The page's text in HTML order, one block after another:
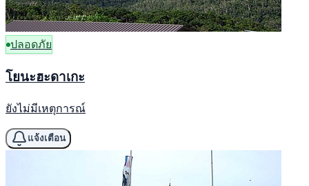
ปลอดภัย
โยนะฮะดาเกะ
ยังไม่มีเหตุการณ์
แจ้งเตือน